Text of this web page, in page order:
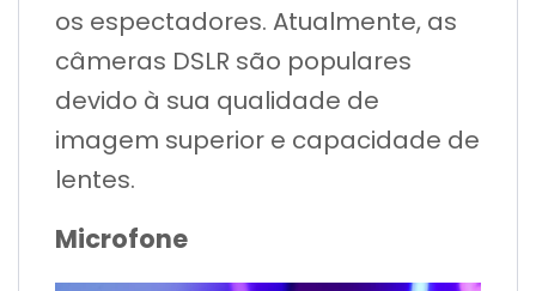
os espectadores. Atualmente, as
câmeras DSLR são populares
devido à sua qualidade de
imagem superior e capacidade de
lentes.
Microfone